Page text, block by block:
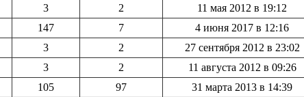
3 2
11 мая 2012 в 19:12
147 7
4 июня 2017 в 12:16
3 2
27 сентября 2012 в 23:02
3 2
11 августа 2012 в 09:26
105 97
31 марта 2013 в 14:39